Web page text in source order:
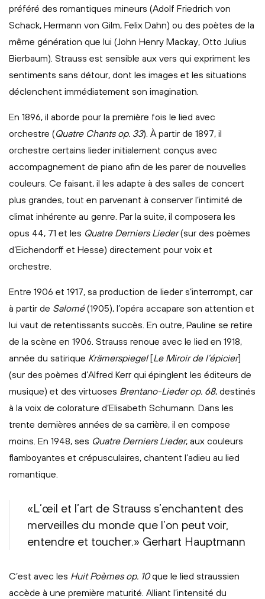
préféré des romantiques mineurs (Adolf Friedrich von
Schack, Hermann von Gilm, Felix Dahn) ou des poètes de la
même génération que lui (John Henry Mackay, Otto Julius
Bierbaum). Strauss est sensible aux vers qui expriment les
sentiments sans détour, dont les images et les situations
déclenchent immédiatement son imagination.
En 1896, il aborde pour la première fois le lied avec
orchestre (Quatre Chants op. 33). À partir de 1897, il
orchestre certains lieder initialement conçus avec
accompagnement de piano afin de les parer de nouvelles
couleurs. Ce faisant, il les adapte à des salles de concert
plus grandes, tout en parvenant à conserver l’intimité de
climat inhérente au genre. Par la suite, il composera les
opus 44, 71 et les Quatre Derniers Lieder(sur des poèmes
d’Eichendorff et Hesse) directement pour voix et
orchestre.
Entre 1906 et 1917, sa production de lieder s’interrompt, car
à partir de Salomé(1905), l’opéra accapare son attention et
lui vaut de retentissants succès. En outre, Pauline se retire
de la scène en 1906. Strauss renoue avec le lied en 1918,
année du satirique Krämerspiegel[Le Miroir de l’épicier]
(sur des poèmes d’Alfred Kerr qui épinglent les éditeurs de
musique) et des virtuoses Brentano-Lieder op. 68, destinés
à la voix de colorature d’Elisabeth Schumann. Dans les
trente dernières années de sa carrière, il en compose
moins. En 1948, ses Quatre Derniers Lieder, aux couleurs
flamboyantes et crépusculaires, chantent l’adieu au lied
romantique.
«L’œil et l’art de Strauss s’enchantent des
merveilles du monde que l’on peut voir,
entendre et toucher.» Gerhart Hauptmann
C’est avec les Huit Poèmes op. 10que le lied straussien
accède à une première maturité. Alliant l’intensité du